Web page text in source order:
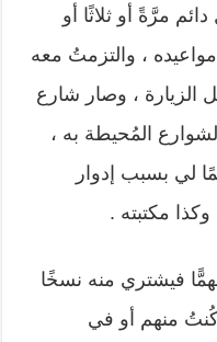
مرَّةً أو ثلاثًا أو
، والتزمتُ معه
الزيارة ، وصار شارع
المُحيطة به ،
لي بسبب إدوار
مكتبته .
فيشتري منه نسخًا
منهم أو في